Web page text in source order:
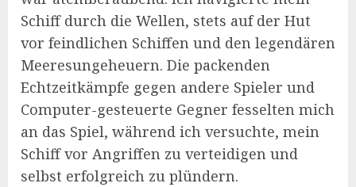
Schiff durch die Wellen, stets auf der Hut
vor feindlichen Schiffen und den legendären
Meeresungeheuern. Die packenden
Echtzeitkämpfe gegen andere Spieler und
Computer-gesteuerte Gegner fesselten mich
an das Spiel, während ich versuchte, mein
Schiff vor Angriffen zu verteidigen und
selbst erfolgreich zu plündern.